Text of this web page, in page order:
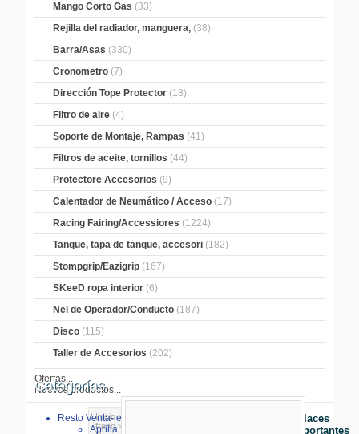
Mango Corto Gas (33)
Rejilla del radiador, manguera, (38)
Barra/Asas (330)
Cronometro (7)
Dirección Tope Protector (18)
Filtro de aire (4)
Soporte de Montaje, Rampas (41)
Filtros de aceite, tornillos (44)
Protectore Accesorios (9)
Calentador de Neumático / Acceso (17)
Racing Fairing/Accessiores (1224)
Tanque, tapa de tanque, accesori (182)
Stompgrip/Eazigrip (167)
SKeeD ropa interior (6)
Nel de Operador/Conducto (187)
Disco (115)
Taller de Accesorios (202)
Ofertas...
Nuevos productos...
Categorías
Resto Venta- especial
Aprilia
Inicio>
freno>
Enlaces
Importantes